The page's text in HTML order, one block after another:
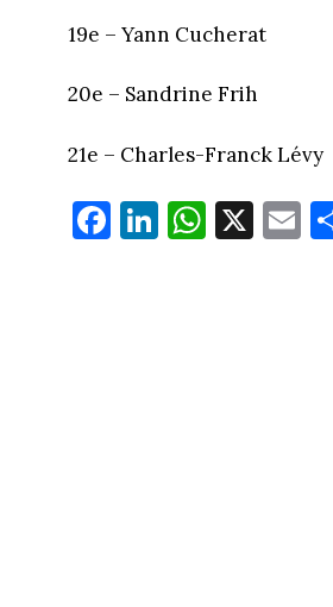
19e – Yann Cucherat
20e – Sandrine Frih
21e – Charles-Franck Lévy
Fa
ce
Li
nk
W
ha
X E
m